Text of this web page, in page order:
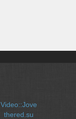
Video::Jove
thered.su